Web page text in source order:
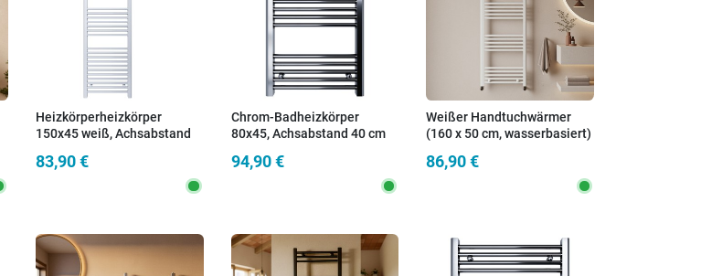
Heizkörperheizkörper
150x45 weiß, Achsabstand
83,90 €
Chrom-Badheizkörper
80x45, Achsabstand 40 cm
94,90 €
Weißer Handtuchwärmer
(160 x 50 cm, wasserbasiert)
SARA
86,90 €